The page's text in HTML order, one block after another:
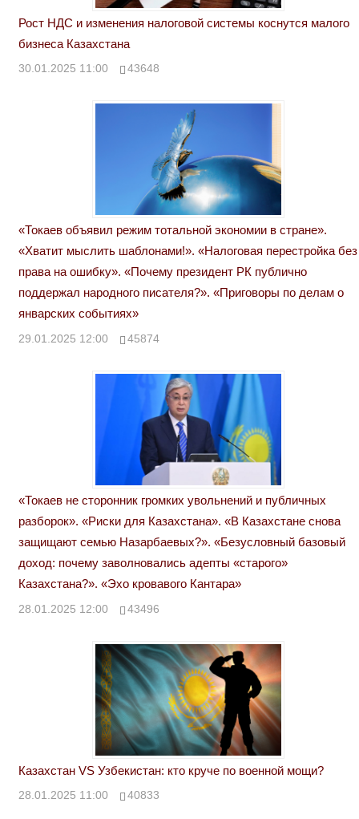
Рост НДС и изменения налоговой системы коснутся малого
бизнеса Казахстана
30.01.2025 11:00 43648
«Токаев объявил режим тотальной экономии в стране».
«Хватит мыслить шаблонами!». «Налоговая перестройка без
права на ошибку». «Почему президент РК публично
поддержал народного писателя?». «Приговоры по делам о
январских событиях»
29.01.2025 12:00 45874
«Токаев не сторонник громких увольнений и публичных
разборок». «Риски для Казахстана». «В Казахстане снова
защищают семью Назарбаевых?». «Безусловный базовый
доход: почему заволновались адепты «старого»
Казахстана?». «Эхо кровавого Кантара»
28.01.2025 12:00 43496
Казахстан VS Узбекистан: кто круче по военной мощи?
28.01.2025 11:00 40833